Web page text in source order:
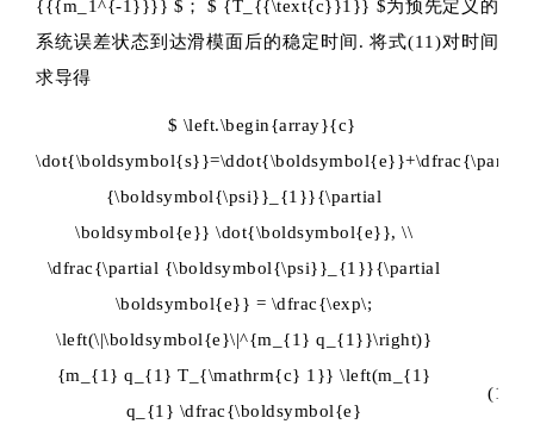
{{{m_1^{-1}}}} $ ；$ {T_{{\text{c}}1}} $为预先定义的
系统误差状态到达滑模面后的稳定时间. 将式(11)对时间
求导得
$ \left.\begin{array}{c}
\dot{\boldsymbol{s}}=\ddot{\boldsymbol{e}}+\dfrac{\partial
{\boldsymbol{\psi}}_{1}}{\partial
\boldsymbol{e}} \dot{\boldsymbol{e}}, \\
\dfrac{\partial {\boldsymbol{\psi}}_{1}}{\partial
\boldsymbol{e}} = \dfrac{\exp\;
\left(\|\boldsymbol{e}\|^{m_{1} q_{1}}\right)}
{m_{1} q_{1} T_{\mathrm{c} 1}} \left(m_{1}
q_{1} \dfrac{\boldsymbol{e}
(12)